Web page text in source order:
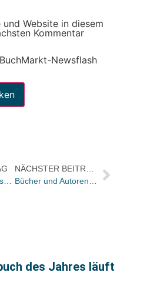
Website in diesem
Kommentar
Newsflash
Heute im Sonntagsgespräch: Karina Schmidt über die Studie „Arbeiten in der Buchbranche heute“
des Jahres läuft